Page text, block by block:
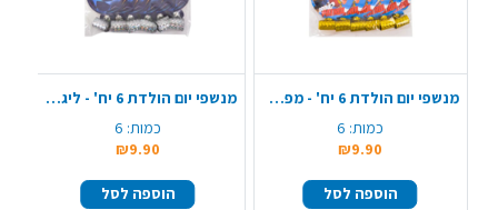
מנשפי יום הולדת 6 יח' - מפרץ ההרפתקאות
כמות: 6
₪9.90
הוספה לסל
מנשפי יום הולדת 6 יח' - ליגת האלופות
כמות: 6
₪9.90
הוספה לסל